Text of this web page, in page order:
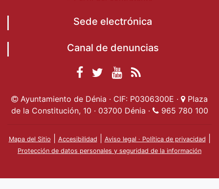
Sede electrónica
Canal de denuncias
Facebook
Ayuntamiento de
Dénia
Ayuntamiento de
Dénia
Ayuntamiento
de Dénia
Actualidad
Ayuntamiento de Dénia · CIF: P0306300E ·
Plaza
de la Constitución, 10 · 03700 Dénia ·
965 780 100
Mapa del Sitio Accesibilidad Aviso legal · Política de privacidad
Protección de datos personales y seguridad de la información